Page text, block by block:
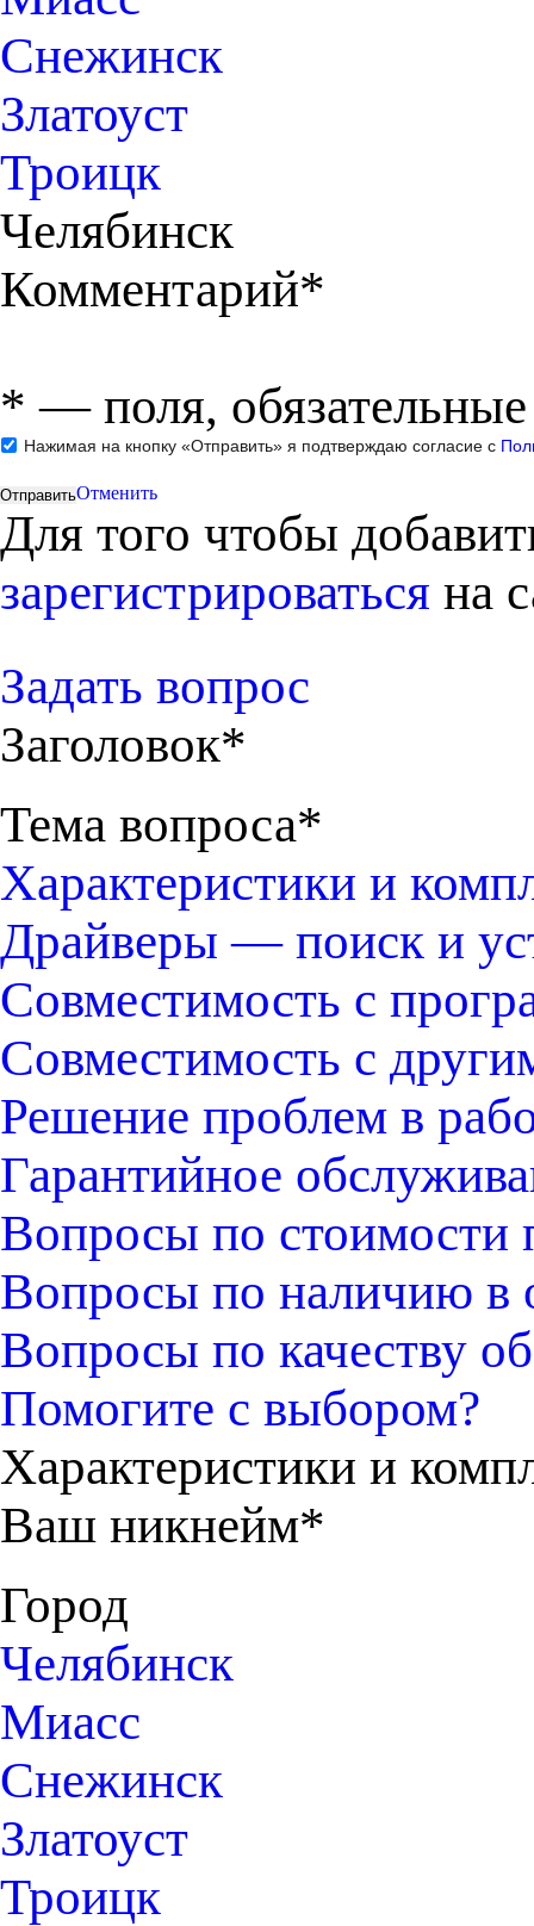
Снежинск
Златоуст
Троицк
Челябинск
Комментарий*
* — поля,
Нажимая на кнопку «Отправить» я подтверждаю согласие с
Отменить
Для того чтобы
зарегистрироваться на
Задать вопрос
Заголовок*
Тема вопроса*
Характеристики и
Драйверы — поиск и
Совместимость с
Совместимость с
Решение проблем в
Гарантийное
Вопросы по стоимости
Вопросы по наличию в
Вопросы по качеству
Помогите с выбором?
Характеристики и
Ваш никнейм*
Город
Челябинск
Миасс
Снежинск
Златоуст
Троицк